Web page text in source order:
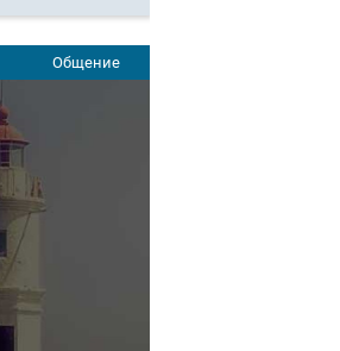
Общение